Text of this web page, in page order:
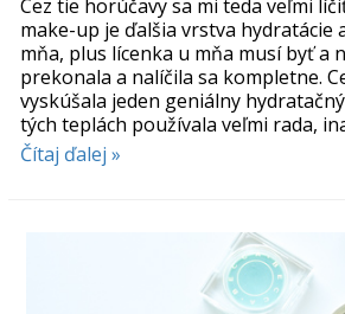
Cez tie horúčavy sa mi teda veľmi
make-up je ďalšia vrstva hydratácie
mňa, plus lícenka u mňa musí byť a
prekonala a nalíčila sa kompletne.
vyskúšala jeden geniálny
tých teplách používala veľmi rada,
Čítaj ďalej »